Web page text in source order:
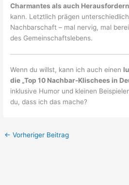
Charmantes als auch
kann. Letztlich prägen
Nachbarschaft – mal nervig, mal
des Gemeinschaftslebens.
Wenn du willst, kann ich auch einen
die „Top 10 Nachbar-Klischees in
inklusive Humor und kleinen
du, dass ich das mache?
← Vorheriger Beitrag